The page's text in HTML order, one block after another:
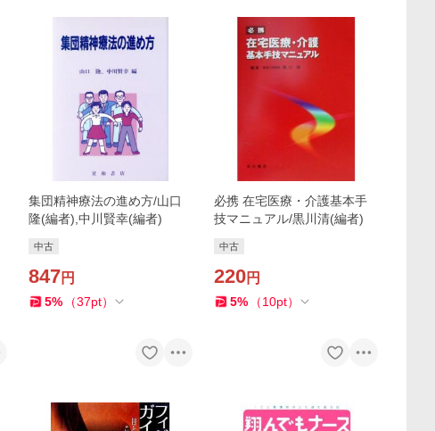
集団精神療法の進め方/山口
隆(編者),中川賢幸(編者)
中古
847円
5% （37pt）
必携 在宅医療・介護基本手
技マニュアル/黒川清(編者)
中古
220円
5% （10pt）